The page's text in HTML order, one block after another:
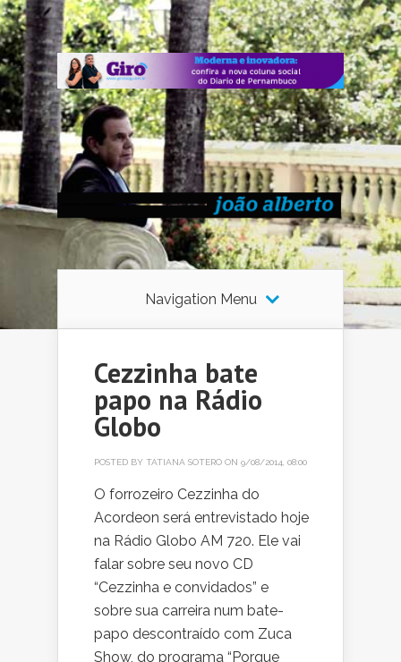
Navigation Menu
Cezzinha bate
papo na Rádio
Globo
POSTED BY TATIANA SOTERO ON 9/08/2014, 08:00
O forrozeiro Cezzinha do
Acordeon será entrevistado hoje
na Rádio Globo AM 720. Ele vai
falar sobre seu novo CD
“Cezzinha e convidados” e
sobre sua carreira num bate-
papo descontraído com Zuca
Show, do programa “Porque